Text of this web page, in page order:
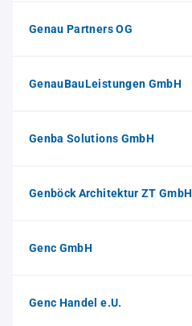
Genau Partners OG
GenauBauLeistungen GmbH
Genba Solutions GmbH
Genböck Architektur ZT GmbH
Genc GmbH
Genc Handel e.U.